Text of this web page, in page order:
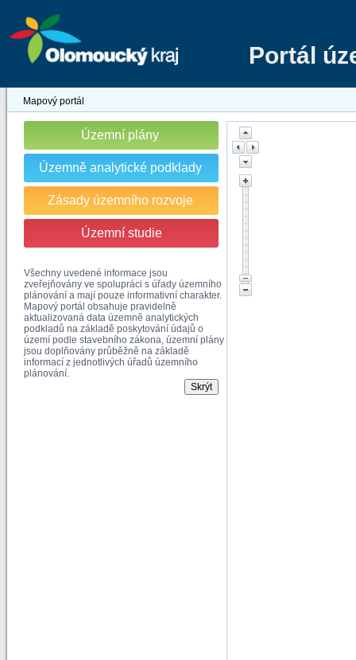
Portál
Mapový portál
Územní plány
Územně analytické podklady
Zásady územního rozvoje
Územní studie
Všechny uvedené informace jsou
zveřejňovány ve spolupráci s úřady územního
plánování a mají pouze informativní charakter.
Mapový portál obsahuje pravidelně
aktualizovaná data územně analytických
podkladů na základě poskytování údajů o
území podle stavebního zákona, územní plány
jsou doplňovány průběžně na základě
informací z jednotlivých úřadů územního
plánování.